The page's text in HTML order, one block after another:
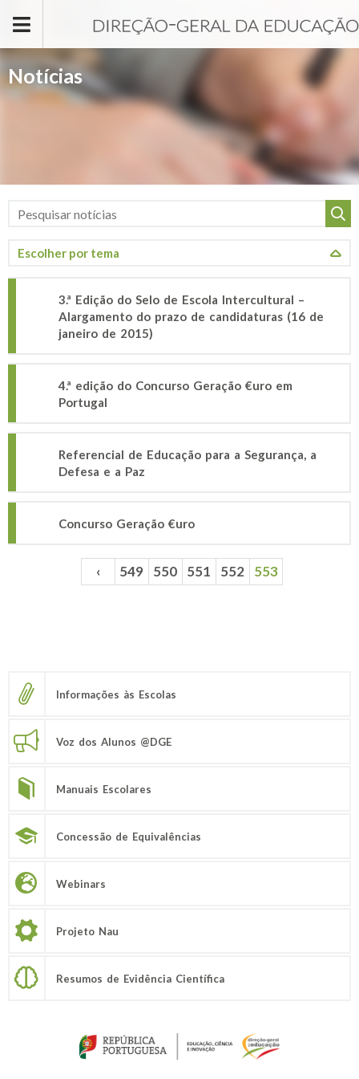
Notícias
3.ª Edição do Selo de Escola Intercultural –
Alargamento do prazo de candidaturas (16 de
janeiro de 2015)
4.ª edição do Concurso Geração €uro em
Portugal
Referencial de Educação para a Segurança, a
Defesa e a Paz
Concurso Geração €uro
‹ 549 550 551 552 553
Informações às Escolas
Voz dos Alunos @DGE
Manuais Escolares
Concessão de Equivalências
Webinars
Projeto Nau
Resumos de Evidência Científica